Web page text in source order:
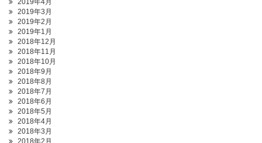
2019年4月
2019年3月
2019年2月
2019年1月
2018年12月
2018年11月
2018年10月
2018年9月
2018年8月
2018年7月
2018年6月
2018年5月
2018年4月
2018年3月
2018年2月